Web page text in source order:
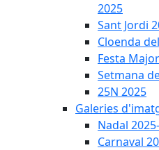
2025
Sant Jordi
Cloenda
Festa
Setmana
25N 2025
Galeries
Nadal
Carnaval